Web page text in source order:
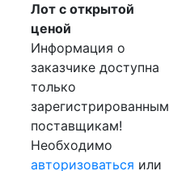
Лот с открытой
ценой
Информация о
заказчике доступна
только
зарегистрированным
поставщикам!
Необходимо
авторизоваться или